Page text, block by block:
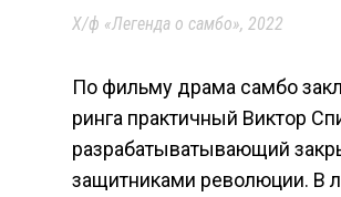
Х/ф «Легенда о самбо», 2022
По фильму драма самбо
ринга практичный Виктор
разрабатыватывающий
защитниками революции. В